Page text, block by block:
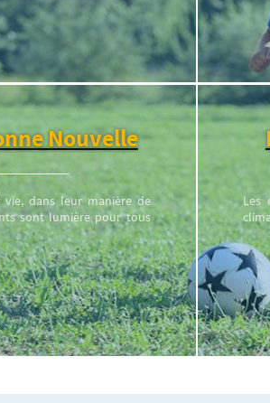
Nouvelle
dans leur manière de
sont lumière pour tous
Les